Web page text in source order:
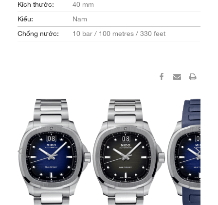
Kích thước:
40 mm
Kiểu:
Nam
Chống nước:
10 bar / 100 metres / 330 feet